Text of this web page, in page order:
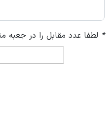
* لطفا عدد مقابل را در جعبه